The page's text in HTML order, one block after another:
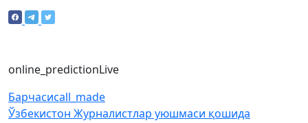
online_predictionLive
Барчасиcall_made
Ўзбекистон Журналистлар уюшмаси қошида